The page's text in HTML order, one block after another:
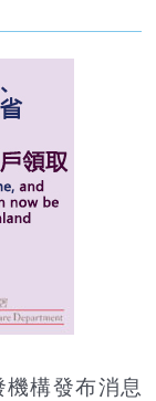
構發布消息